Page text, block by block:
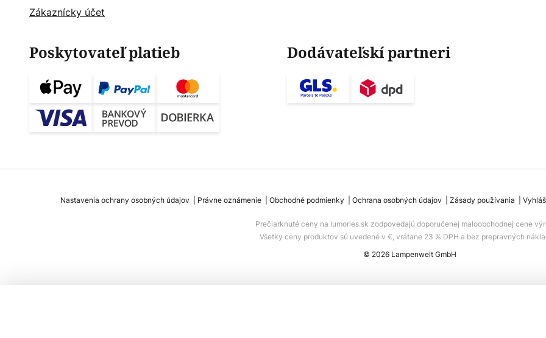
Zákaznícky účet
Poskytovateľ platieb Dodávateľskí partneri
Nastavenia ochrany osobných údajov Právne oznámenie Obchodné podmienky Ochrana osobných údajov Zásady používania
Prečiarknuté ceny na lumories.sk zodpovedajú doporučenej maloobchodnej cene
Všetky ceny produktov sú uvedené v €, vrátane 23 % DPH a bez prepravných
© 2026 Lampenwelt GmbH